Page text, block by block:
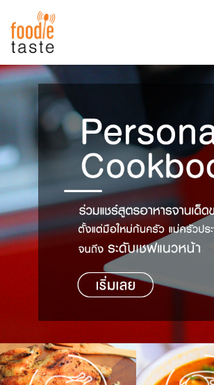
สูตรอาหาร
สูตรอาหารล่าสุด
Top Foodie
พาไปชิม
สารพันก้นครัว
เคล็ดลับน่ารู้
เปรียบเทียบหน่วยการตวง
เปรียบเทียบอุณหภูมิ
เปรียบเทียบน้ำหนักวัตถุดิบ
ชั่งตวงเนย
FoodPedia
สร้าง Cookbook